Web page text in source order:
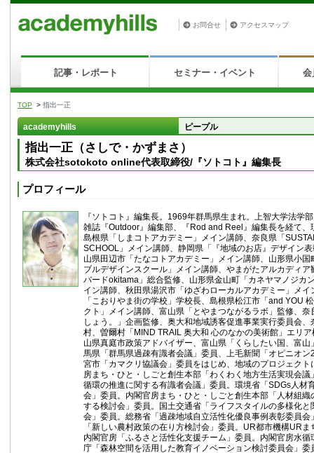
お問合せ アクセスマップ
記事・レポート セミナー・イベント 会
TOP > 指出一正
academyhills ピープル
指出一正（さしで・かずまさ）
株式会社sotokoto online代表取締役/『ソトコト』編集長
プロフィール
『ソトコト』編集長。1969年群馬県生まれ。上智大学法学
雑誌『Outdoor』編集部、『Rod and Reel』編集長を経て、
島根県「しまコトアカデミー」メイン講師、奈良県「
SCHOOL」メイン講師、静岡県「『地域のお店』デザイン
山県田辺市「たなコトアカデミー」メイン講師、山形県小国
ブルデザインスクール」メイン講師、やまがたアルカディア
バードokitama」総合監修、山形県金山町「カネヤマノジカ
イン講師、秋田県湯沢市「ゆざわローカルアカデミー」メイ
「こおりやま街の学校」学校長、島根県松江市「and YOU
クト」メイン講師、富山県「とやまつながるラボ」監修、奈
しょう。」企画監修、奥大和地域誘客促進事業実行委員会
村、曽爾村「MIND TRAIL 奥大和 心のなかの美術館」エリ
山県真庭市政策アドバイザー、富山県「くらしたい国、富山
馬県「群馬県過疎有識者会議」委員、上毛新聞「オピニオ
宮市「カマクリ協議会」委員をはじめ、地域のプロジェクト
房まち・ひと・しごと創生本部「わくわく地方生活実現会
循環の推進に関する有識者会議」委員。環境省「SDGs人材
会」委員。内閣官房まち・ひと・しごと創生本部「人材組織
する検討会」委員。国土交通省「ライフスタイルの多様化と
会」委員。総務省「過疎地域自立活性化優良事例表彰委員会
「新しい農村政策の在り方検討会」委員。UR都市機構UR
内閣官房「ふるさと活性化支援チーム」委員。内閣官房水循
庁「森林空間を活用した教育イノベーション検討委員会」委